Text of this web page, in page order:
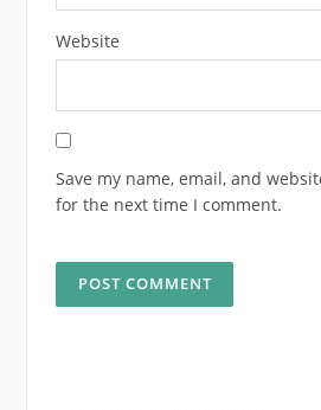
Website
Save my name, email, and
for the next time I comment.